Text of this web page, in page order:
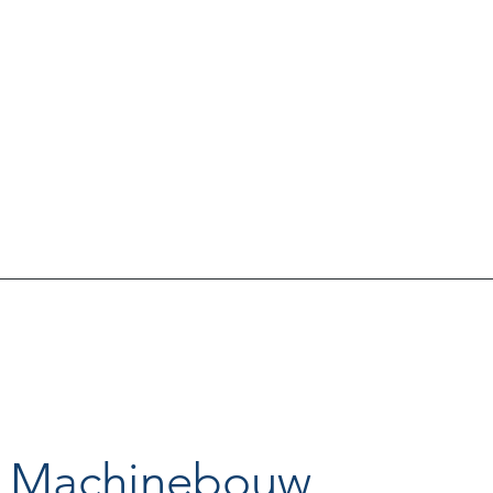
Machinebouw